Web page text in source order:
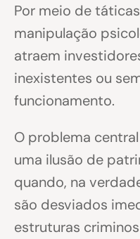
Por meio de
manipulação
atraem
inexistentes ou
funcionamento.
O problema
uma ilusão de
quando, na
são desviados
estruturas